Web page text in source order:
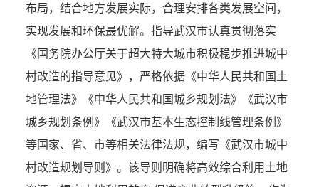
布局，结合地方发展实际，合理安排各类发展空间，
实现发展和环保最优解。指导武汉市认真贯彻落实
《国务院办公厅关于超大特大城市积极稳步推进城中
村改造的指导意见》，严格依据《中华人民共和国土
地管理法》《中华人民共和国城乡规划法》《武汉市
城乡规划条例》《武汉市基本生态控制线管理条例》
等国家、省、市等相关法律法规，编写《武汉市城中
村改造规划导则》。该导则明确将高效综合利用土地